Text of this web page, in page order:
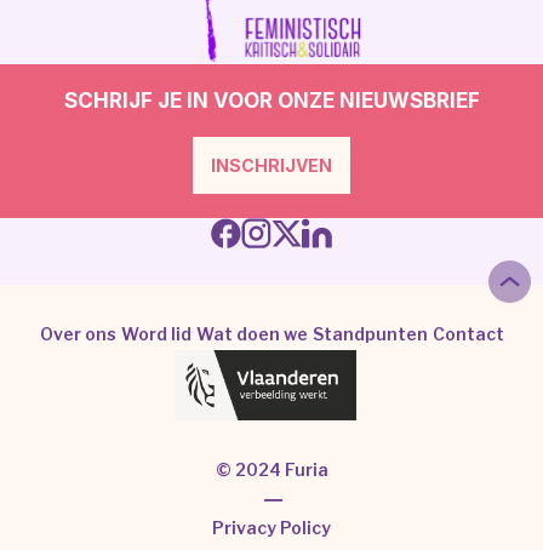
SCHRIJF JE IN VOOR ONZE NIEUWSBRIEF
INSCHRIJVEN
Over ons Word lid Wat doen we Standpunten Contact
© 2024 Furia
|
Privacy Policy